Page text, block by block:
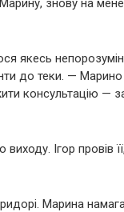
знову на
якесь
до теки. — Марино
консультацію —
Ігор провів
Марина